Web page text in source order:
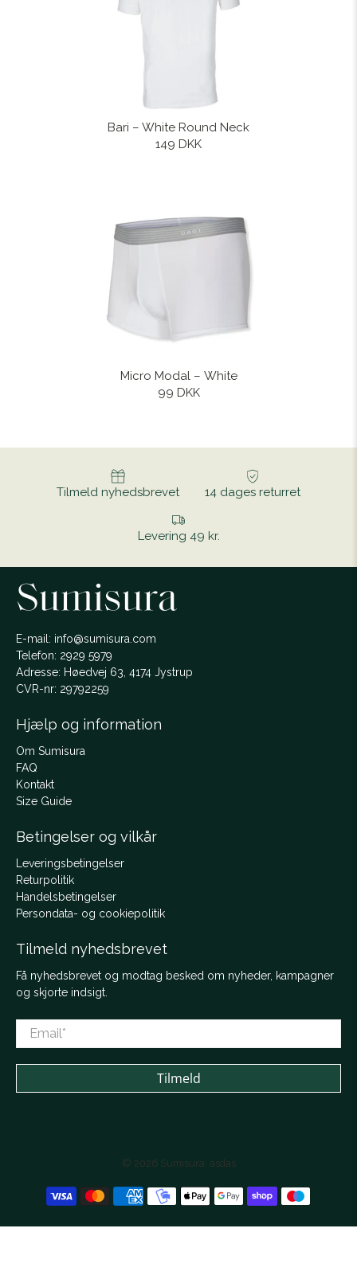
Bari – White Round Neck
149 DKK
Micro Modal – White
99 DKK
Tilmeld nyhedsbrevet 14 dages returret
Levering 49 kr.
E-mail: info@sumisura.com
Telefon: 2929 5979
Adresse: Høedvej 63, 4174 Jystrup
CVR-nr: 29792259
Hjælp og information
Om Sumisura
FAQ
Kontakt
Size Guide
Betingelser og vilkår
Leveringsbetingelser
Returpolitik
Handelsbetingelser
Persondata- og cookiepolitik
Tilmeld nyhedsbrevet
Få nyhedsbrevet og modtag besked om nyheder, kampagner
og skjorte indsigt.
Email*
Tilmeld
© 2026 Sumisura asdas